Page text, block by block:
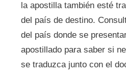
la apostilla también esté
del país de destino.
del país donde se
apostillado para saber si
se traduzca junto con el